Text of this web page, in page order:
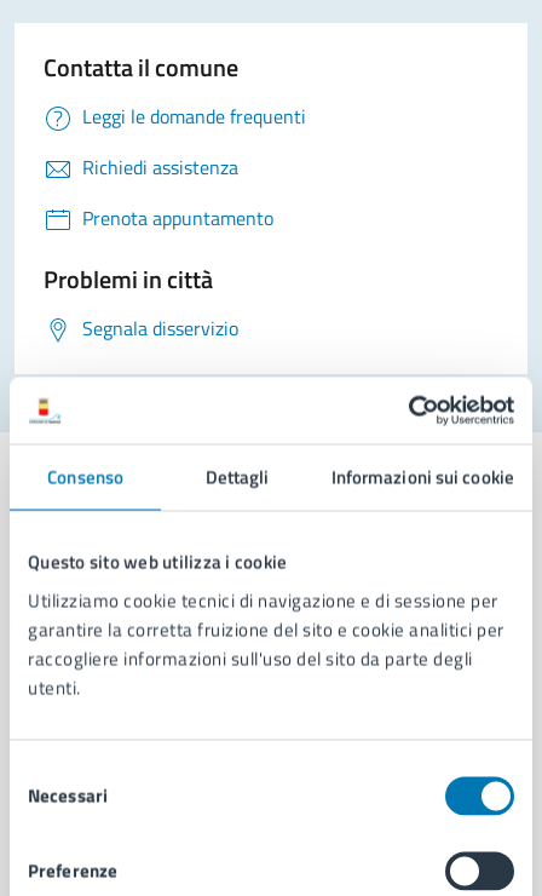
Consenso Dettagli Informazioni sui cookie
Questo sito web utilizza i cookie
Utilizziamo cookie tecnici di navigazione e di sessione per
garantire la corretta fruizione del sito e cookie analitici per
raccogliere informazioni sull'uso del sito da parte degli
utenti.
delNecessari
Preferenze
Contatta il comune
Leggi le domande frequenti
Richiedi assistenza
Prenota appuntamento
Problemi in città
Segnala disservizio
Comune di Napoli
AMMINISTRAZIONE
Aree amministrative
Organi di governo
Enti e fondazioni
Documenti e dati